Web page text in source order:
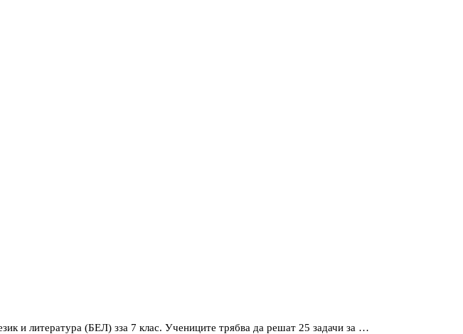
и литература (БЕЛ) зза 7 клас. Учениците трябва да решат 25 задачи за …